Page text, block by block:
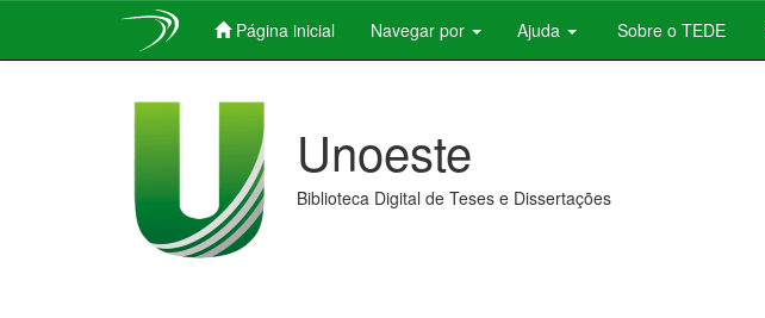
Página inicial Navegar por Ajuda Sobre o TEDE
Unoeste
Biblioteca Digital de Teses e Dissertações